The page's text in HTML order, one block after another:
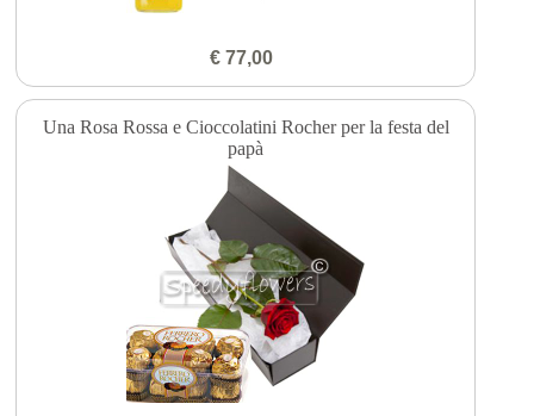
€ 77,00
Una Rosa Rossa e Cioccolatini Rocher per la festa del
papà